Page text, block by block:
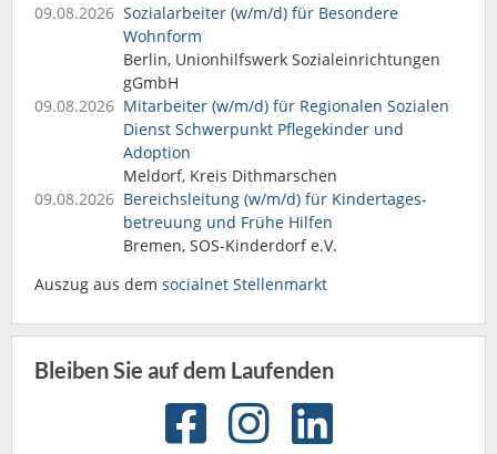
09.08.2026 Sozialarbeiter (w/m/d) für Besondere
Wohnform
Berlin, Unionhilfswerk Sozialeinrichtungen
gGmbH
09.08.2026 Mitarbeiter (w/m/d) für Regionalen Sozialen
Dienst Schwerpunkt Pflegekinder und
Adoption
Meldorf, Kreis Dithmarschen
09.08.2026 Bereichsleitung (w/m/d) für Kindertages­
betreuung und Frühe Hilfen
Bremen, SOS-Kinderdorf e.V.
Auszug aus dem socialnet Stellenmarkt
Bleiben Sie auf dem Laufenden